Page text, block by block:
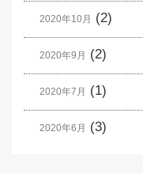
2020年10月 (2)
2020年9月 (2)
2020年7月 (1)
2020年6月 (3)